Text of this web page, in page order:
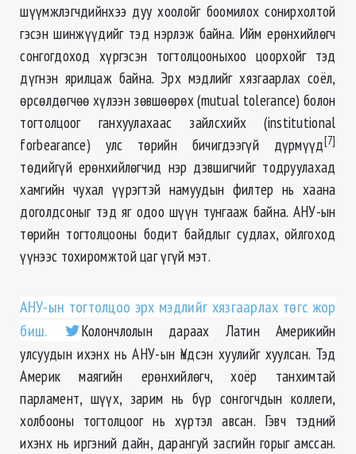
шүүмжлэгчдийнхээ дуу хоолойг боомилох сонирхолтой
гэсэн шинжүүдийг тэд нэрлэж байна. Ийм ерөнхийлөгч
сонгогдоход хүргэсэн тогтолцооныхоо цоорхойг тэд
дүгнэн ярилцаж байна. Эрх мэдлийг хязгаарлах соёл,
өрсөлдөгчөө хүлээн зөвшөөрөх (mutual tolerance) болон
тогтолцоог ганхуулахаас зайлсхийх (institutional
forbearance) улс төрийн бичигдээгүй дүрмүүд[7]
төдийгүй ерөнхийлөгчид нэр дэвшигчийг тодруулахад
хамгийн чухал үүрэгтэй намуудын филтер нь хаана
доголдсоныг тэд яг одоо шүүн тунгааж байна. АНУ-ын
төрийн тогтолцооны бодит байдлыг судлах, ойлгоход
үүнээс тохиромжтой цаг үгүй мэт.
АНУ-ын тогтолцоо эрх мэдлийг хязгаарлах төгс жор
биш.
Колончлолын дараах Латин Америкийн
улсуудын ихэнх нь АНУ-ын Үндсэн хуулийг хуулсан. Тэд
Америк маягийн ерөнхийлөгч, хоёр танхимтай
парламент, шүүх, зарим нь бүр сонгогчдын коллеги,
холбооны тогтолцоог нь хүртэл авсан. Гэвч тэдний
ихэнх нь иргэний дайн, дарангуй засгийн горыг амссан.